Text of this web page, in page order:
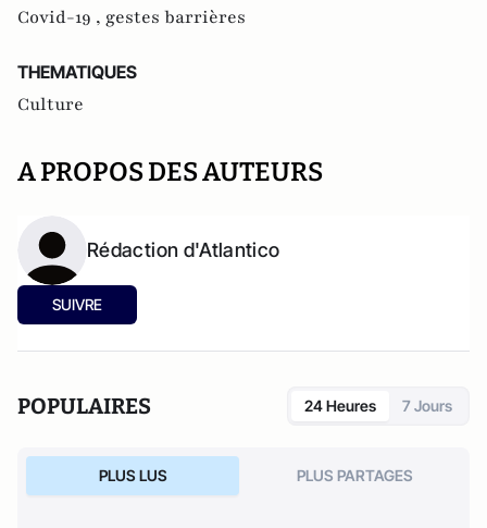
Covid-19 , gestes barrières
THEMATIQUES
Culture
A PROPOS DES AUTEURS
Rédaction d'Atlantico
SUIVRE
POPULAIRES 24 Heures 7 Jours
PLUS LUS PLUS PARTAGES